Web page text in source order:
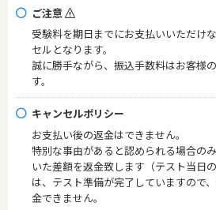
ご注意
受験料を期日までにお支払いいただけ
セルとなります。
誠に勝手ながら、振込手数料はお客様
す。
キャンセルポリシー
お支払い後の返金はできません。
特別な事由があると認められる場合の
いた差額を返金致します（テスト当日
は、テスト準備が完了していますので
金できません。